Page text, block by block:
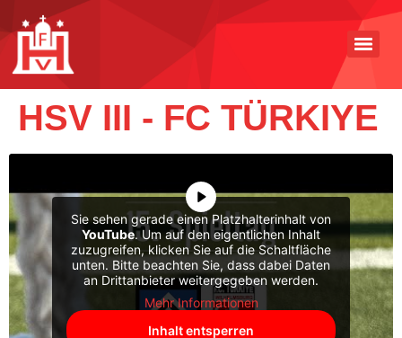
HSV III - FC TÜRKIYE
Sie sehen gerade einen Platzhalterinhalt von
YouTube. Um auf den eigentlichen Inhalt
zuzugreifen, klicken Sie auf die Schaltfläche
unten. Bitte beachten Sie, dass dabei Daten
an Drittanbieter weitergegeben werden.
Mehr Informationen
Inhalt entsperren